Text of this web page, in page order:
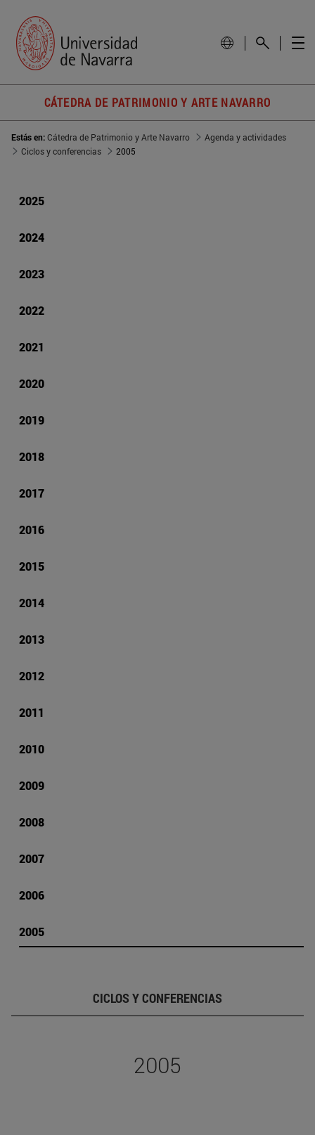
CÁTEDRA DE PATRIMONIO Y ARTE NAVARRO
Estás en:Cátedra de Patrimonio y Arte Navarro
Agenda y actividades
Ciclos y conferencias
2005
2025
2024
2023
2022
2021
2020
2019
2018
2017
2016
2015
2014
2013
2012
2011
2010
2009
2008
2007
2006
2005
CICLOS Y CONFERENCIAS
2005